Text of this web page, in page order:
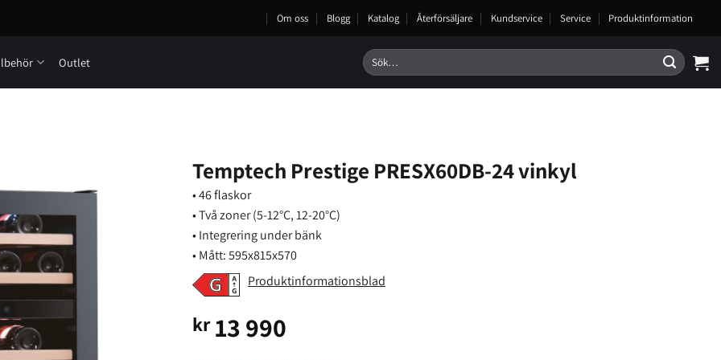
Om oss Blogg Katalog Återförsäljare Kundservice Service Produktinformation
Outlet
Sök
efter:
Temptech Prestige PRESX60DB-24 vinkyl
• 46 flaskor
• Två zoner (5-12°C, 12-20°C)
• Integrering under bänk
• Mått: 595x815x570
Produktinformationsblad
kr13 990